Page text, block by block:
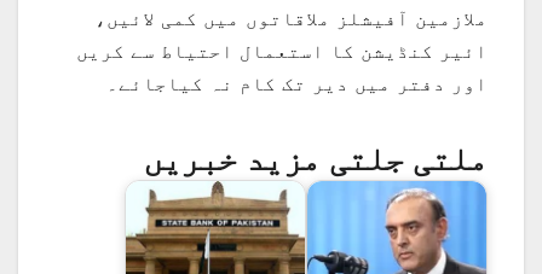
ملازمین آفیشلز ملاقاتوں میں کمی لائیں،
ائیر کنڈیشن کا استعمال احتیاط سے کریں
اور دفتر میں دیر تک کام نہ کیاجائے۔
ملتی جلتی مزید خبریں